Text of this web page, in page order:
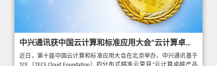
中兴通讯获中国云计算和标准应用大会“云计算卓越产品奖”
近日，第十届中国云计算和标准应用大会在北京举办，中兴通讯基于
TCF（TECS Cloud Foundation）的分布式精准云荣获“云计算卓越产品